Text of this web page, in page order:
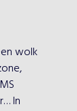
wolk
In